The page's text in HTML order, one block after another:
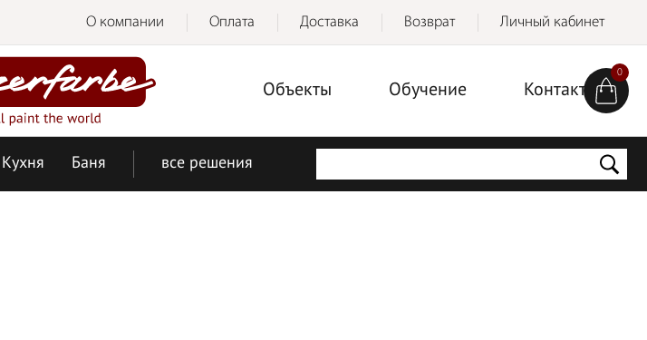
О компании Оплата Доставка Возврат Личный кабинет
Объекты Обучение Контакты
Кухня Баня все решения
0